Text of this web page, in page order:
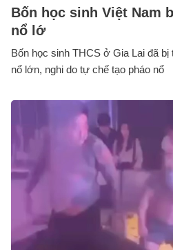
Bốn học sinh Việt Nam
nổ lớ
Bốn học sinh THCS ở Gia Lai đã
nổ lớn, nghi do tự chế tạo pháo nổ